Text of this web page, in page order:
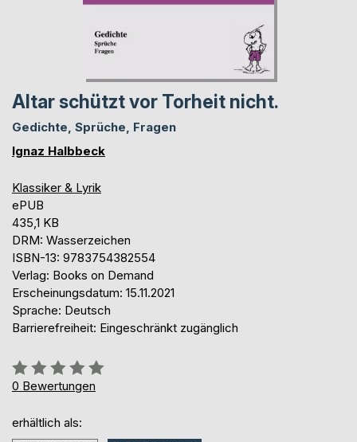
Altar schützt vor Torheit nicht.
Gedichte, Sprüche, Fragen
Ignaz Halbbeck
Klassiker & Lyrik
ePUB
435,1 KB
DRM: Wasserzeichen
ISBN-13: 9783754382554
Verlag: Books on Demand
Erscheinungsdatum: 15.11.2021
Sprache: Deutsch
Barrierefreiheit: Eingeschränkt zugänglich
Bewertung::
0%
0 Bewertungen
erhältlich als: